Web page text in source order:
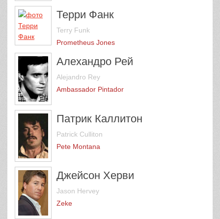
Терри Фанк
Terry Funk
Prometheus Jones
Алехандро Рей
Alejandro Rey
Ambassador Pintador
Патрик Каллитон
Patrick Culliton
Pete Montana
Джейсон Херви
Jason Hervey
Zeke